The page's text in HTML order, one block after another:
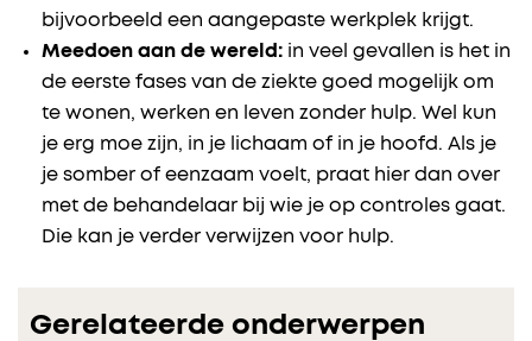
bijvoorbeeld een aangepaste werkplek krijgt.
Meedoen aan de wereld: in veel gevallen is het in
de eerste fases van de ziekte goed mogelijk om
te wonen, werken en leven zonder hulp. Wel kun
je erg moe zijn, in je lichaam of in je hoofd. Als je
je somber of eenzaam voelt, praat hier dan over
met de behandelaar bij wie je op controles gaat.
Die kan je verder verwijzen voor hulp.
Gerelateerde onderwerpen